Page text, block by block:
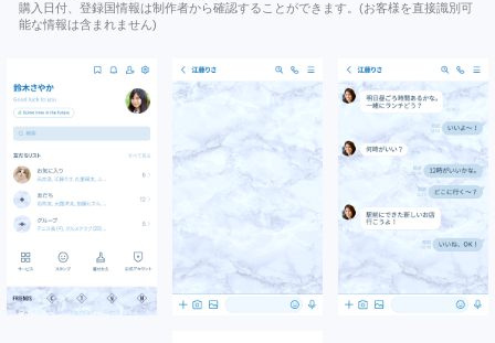
購入日付、登録国情報は制作者から確認することができます。(お客様を直接識別可
能な情報は含まれません)